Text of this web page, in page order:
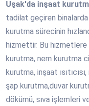
Uşak'da inşaat
tadilat geçiren binalarda
kurutma sürecinin
hizmettir. Bu
kurutma, nem kurutma
kurutma, inşaat
şap kurutma,duvar
dökümü, sıva işlemleri